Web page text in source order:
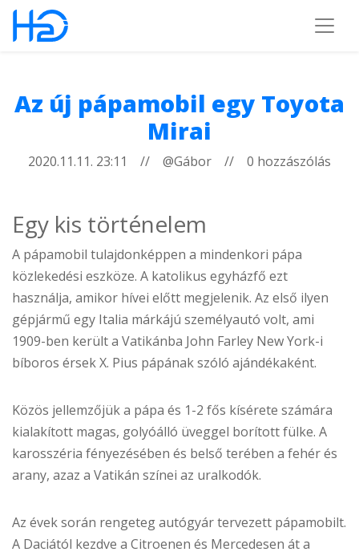
Az új pápamobil egy Toyota
Mirai
2020.11.11. 23:11 // @Gábor // 0 hozzászólás
Egy kis történelem
A pápamobil tulajdonképpen a mindenkori pápa
közlekedési eszköze. A katolikus egyházfő ezt
használja, amikor hívei előtt megjelenik. Az első ilyen
gépjármű egy Italia márkájú személyautó volt, ami
1909-ben került a Vatikánba John Farley New York-i
bíboros érsek X. Pius pápának szóló ajándékaként.
Közös jellemzőjük a pápa és 1-2 fős kísérete számára
kialakított magas, golyóálló üveggel borított fülke. A
karosszéria fényezésében és belső terében a fehér és
arany, azaz a Vatikán színei az uralkodók.
Az évek során rengeteg autógyár tervezett pápamobilt.
A Daciától kezdve a Citroenen és Mercedesen át a